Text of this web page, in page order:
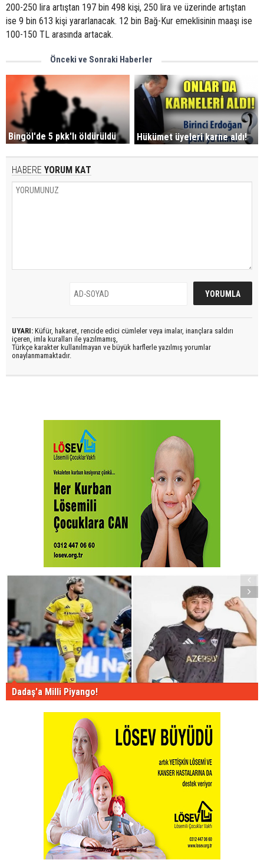
200-250 lira artıştan 197 bin 498 kişi, 250 lira ve üzerinde artıştan
ise 9 bin 613 kişi yararlanacak. 12 bin Bağ-Kur emeklisinin maaşı ise
100-150 TL arasında artacak.
Önceki ve Sonraki Haberler
Bingöl'de 5 pkk'lı öldürüldü Hükümet üyeleri karne aldı!
HABERE YORUM KAT
UYARI: Küfür, hakaret, rencide edici cümleler veya imalar, inançlara saldırı
içeren, imla kuralları ile yazılmamış,
Türkçe karakter kullanılmayan ve büyük harflerle yazılmış yorumlar
onaylanmamaktadır.
Dadaş'a Milli Piyango!